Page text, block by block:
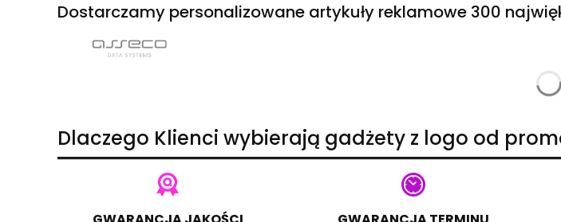
Dostarczamy personalizowane artykuły reklamowe 300
Dlaczego Klienci wybierają gadżety z logo od